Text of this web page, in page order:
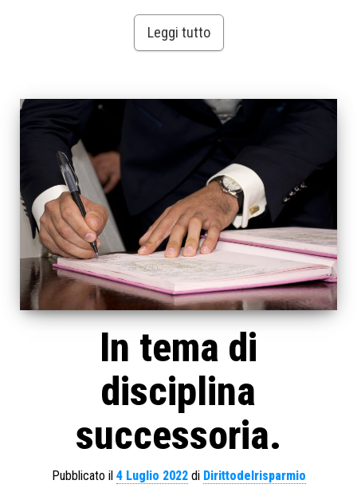
Leggi tutto
In tema di
disciplina
successoria.
Pubblicato il 4 Luglio 2022di Dirittodelrisparmio